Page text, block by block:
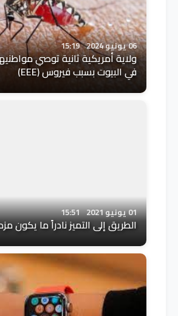
06 يونيو 2024 15:19
ولاية أمريكية ثانية توصي
في البيوت بسبب فيروس (EEE)
01 يونيو 2021 15:51
الطريق إلى التميز نادراً ما يكون